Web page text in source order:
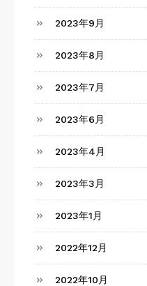
2023年9月
2023年8月
2023年7月
2023年6月
2023年4月
2023年3月
2023年1月
2022年12月
2022年10月